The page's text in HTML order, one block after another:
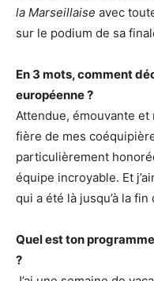
la Marseillaise avec
sur le podium de sa
En 3 mots, comment
européenne ?
Attendue, émouvante
fière de mes
particulièrement
équipe incroyable. Et
qui a été là jusqu’à la
Quel est ton
?